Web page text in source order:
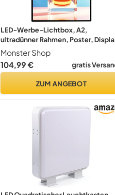
LED-Werbe-Lichtbox, A2,
ultradünner Rahmen, Poster,
beleuchtet, freistehend, Wand- und
Deckenhalterung, 1 m Halterung,
Hintergrundbeleuchtung,
Schilderhalter
Monster Shop
104,99 €
gratis
ZUM ANGEBOT